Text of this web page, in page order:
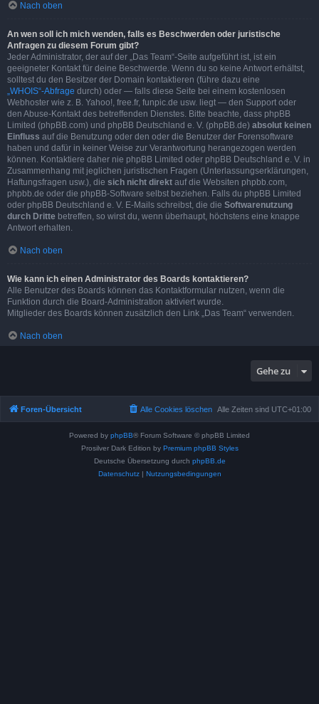
Nach oben
An wen soll ich mich wenden, falls es Beschwerden oder juristische
Anfragen zu diesem Forum gibt?
Jeder Administrator, der auf der „Das Team“-Seite aufgeführt ist, ist ein
geeigneter Kontakt für deine Beschwerde. Wenn du so keine Antwort erhältst,
solltest du den Besitzer der Domain kontaktieren (führe dazu eine
„WHOIS“-Abfrage durch) oder — falls diese Seite bei einem kostenlosen
Webhoster wie z. B. Yahoo!, free.fr, funpic.de usw. liegt — den Support oder
den Abuse-Kontakt des betreffenden Dienstes. Bitte beachte, dass phpBB
Limited (phpBB.com) und phpBB Deutschland e. V. (phpBB.de) absolut keinen
Einfluss auf die Benutzung oder den oder die Benutzer der Forensoftware
haben und dafür in keiner Weise zur Verantwortung herangezogen werden
können. Kontaktiere daher nie phpBB Limited oder phpBB Deutschland e. V. in
Zusammenhang mit jeglichen juristischen Fragen (Unterlassungserklärungen,
Haftungsfragen usw.), die sich nicht direkt auf die Websiten phpbb.com,
phpbb.de oder die phpBB-Software selbst beziehen. Falls du phpBB Limited
oder phpBB Deutschland e. V. E-Mails schreibst, die die Softwarenutzung
durch Dritte betreffen, so wirst du, wenn überhaupt, höchstens eine knappe
Antwort erhalten.
Nach oben
Wie kann ich einen Administrator des Boards kontaktieren?
Alle Benutzer des Boards können das Kontaktformular nutzen, wenn die
Funktion durch die Board-Administration aktiviert wurde.
Mitglieder des Boards können zusätzlich den Link „Das Team“ verwenden.
Nach oben
Gehe zu
Foren-Übersicht Alle Zeiten sind UTC+01:00
Alle Cookies löschen
Powered by phpBB® Forum Software © phpBB Limited
Prosilver Dark Edition by Premium phpBB Styles
Deutsche Übersetzung durch phpBB.de
Datenschutz| Nutzungsbedingungen